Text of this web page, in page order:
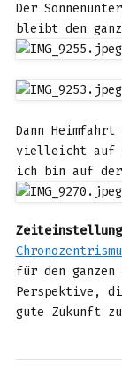
Der
bleibt den
Dann
vielleicht auf
ich bin auf der
Zeiteinstellung
für den ganzen
Perspektive,
gute Zukunft